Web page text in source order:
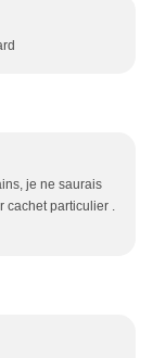
je ne saurais
cachet particulier .